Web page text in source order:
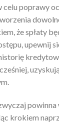
celu poprawy
że spłaty
upewnij
powinna
krokiem